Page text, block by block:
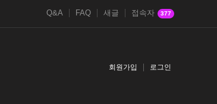
Q&A FAQ 새글 접속자 377
회원가입 로그인